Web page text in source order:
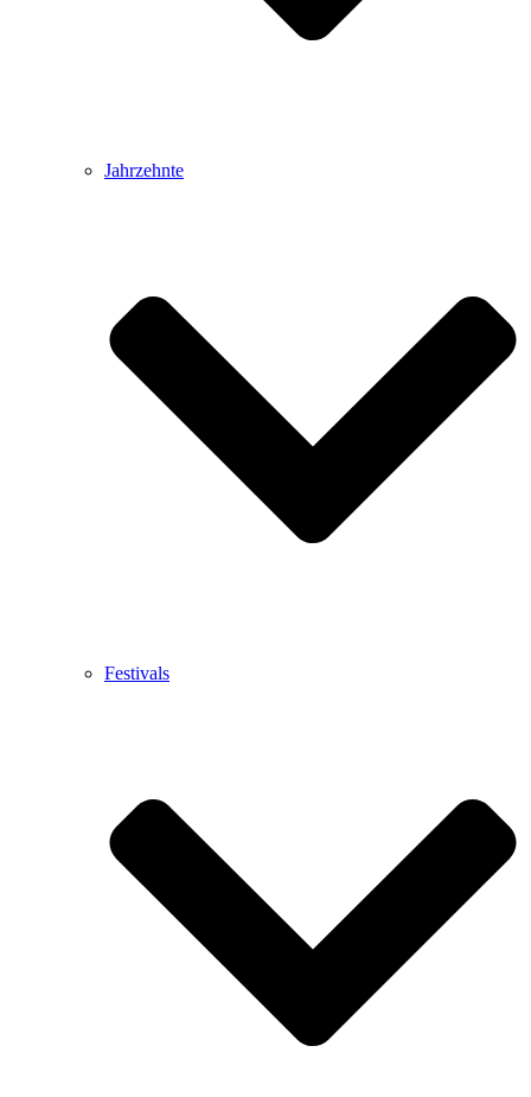
Jahrzehnte
Festivals